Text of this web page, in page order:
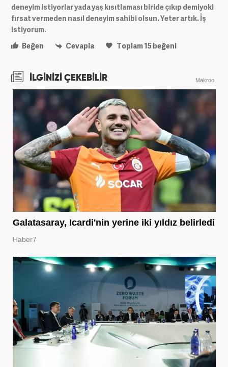
deneyim istiyorlar yada yaş kısıtlaması biride çıkıp demiyoki
fırsat vermeden nasıl deneyim sahibi olsun. Yeter artık. İş
istiyorum.
Beğen
Cevapla Toplam15beğeni
İLGİNİZİ ÇEKEBİLİR Makroo
Galatasaray, Icardi'nin yerine iki yıldız belirledi
Haber7